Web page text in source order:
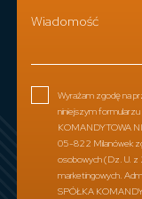
Wiadomość
Wyrażam zgodę na
niniejszym
KOMANDYTOWA
05-822 Milanówek
osobowych (Dz. U. z
marketingowych.
SPÓŁKA